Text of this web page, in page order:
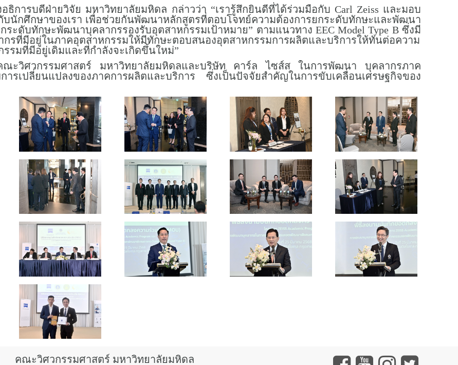
อธิการบดีฝ่ายวิจัย มหาวิทยาลัยมหิดล กล่าวว่า “เรารู้สึกยินดีที่ได้ร่วมมือกับ Carl Zeiss และมอบ
บนักศึกษาของเรา เพื่อช่วยกันพัฒนาหลักสูตรที่ตอบโจทย์ความต้องการยกระดับทักษะและพัฒนา
ะดับทักษะพัฒนาบุคลากรรองรับอุตสาหกรรมเป้าหมาย” ตามแนวทาง EEC Model Type B ซึ่งมี
รที่มีอยู่ในภาคอุตสาหกรรมให้มีทักษะตอบสนองอุตสาหกรรมการผลิตและบริการให้ทันต่อความ
รมที่มีอยู่เดิมและที่กำลังจะเกิดขึ้นใหม่”
ณะวิศวกรรมศาสตร์ มหาวิทยาลัยมหิดลและบริษัท คาร์ล ไซส์ส ในการพัฒนา บุคลากรภาค
รเปลี่ยนแปลงของภาคการผลิตและบริการ ซึ่งเป็นปัจจัยสำคัญในการขับเคลื่อนเศรษฐกิจของ
คณะวิศวกรรมศาสตร์ มหาวิทยาลัยมหิดล